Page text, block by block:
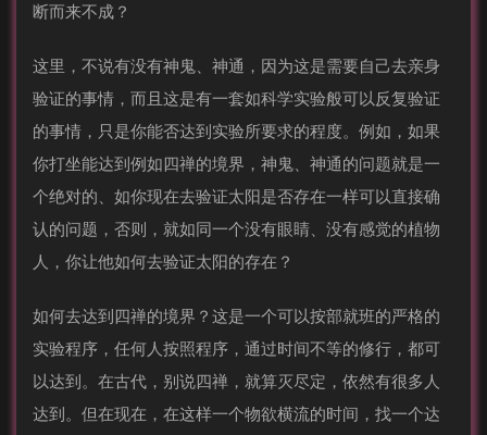
断而来不成？
这里，不说有没有神鬼、神通，因为这是需要自己去亲身
验证的事情，而且这是有一套如科学实验般可以反复验证
的事情，只是你能否达到实验所要求的程度。例如，如果
你打坐能达到例如四禅的境界，神鬼、神通的问题就是一
个绝对的、如你现在去验证太阳是否存在一样可以直接确
认的问题，否则，就如同一个没有眼睛、没有感觉的植物
人，你让他如何去验证太阳的存在？
如何去达到四禅的境界？这是一个可以按部就班的严格的
实验程序，任何人按照程序，通过时间不等的修行，都可
以达到。在古代，别说四禅，就算灭尽定，依然有很多人
达到。但在现在，在这样一个物欲横流的时间，找一个达